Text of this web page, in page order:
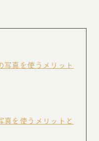
写真を使うメリット
真を使うメリットと